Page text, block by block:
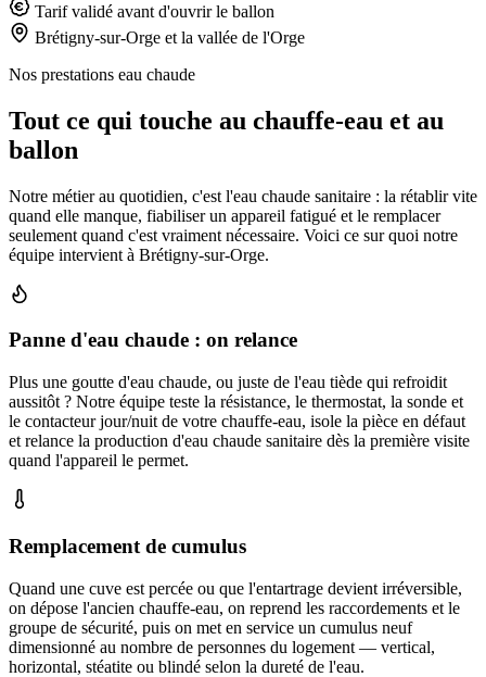
Tarif validé avant d'ouvrir le ballon
Brétigny-sur-Orge et la vallée de l'Orge
Nos prestations eau chaude
Tout ce qui touche au chauffe-eau et au
ballon
Notre métier au quotidien, c'est l'eau chaude sanitaire : la rétablir vite
quand elle manque, fiabiliser un appareil fatigué et le remplacer
seulement quand c'est vraiment nécessaire. Voici ce sur quoi notre
équipe intervient à Brétigny-sur-Orge.
Panne d'eau chaude : on relance
Plus une goutte d'eau chaude, ou juste de l'eau tiède qui refroidit
aussitôt ? Notre équipe teste la résistance, le thermostat, la sonde et
le contacteur jour/nuit de votre chauffe-eau, isole la pièce en défaut
et relance la production d'eau chaude sanitaire dès la première visite
quand l'appareil le permet.
Remplacement de cumulus
Quand une cuve est percée ou que l'entartrage devient irréversible,
on dépose l'ancien chauffe-eau, on reprend les raccordements et le
groupe de sécurité, puis on met en service un cumulus neuf
dimensionné au nombre de personnes du logement — vertical,
horizontal, stéatite ou blindé selon la dureté de l'eau.